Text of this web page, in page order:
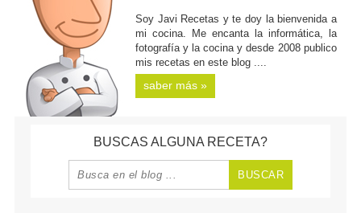
Soy Javi Recetas y te doy la bienvenida a
mi cocina. Me encanta la informática, la
fotografía y la cocina y desde 2008 publico
mis recetas en este blog ....
saber más »
BUSCAS ALGUNA RECETA?